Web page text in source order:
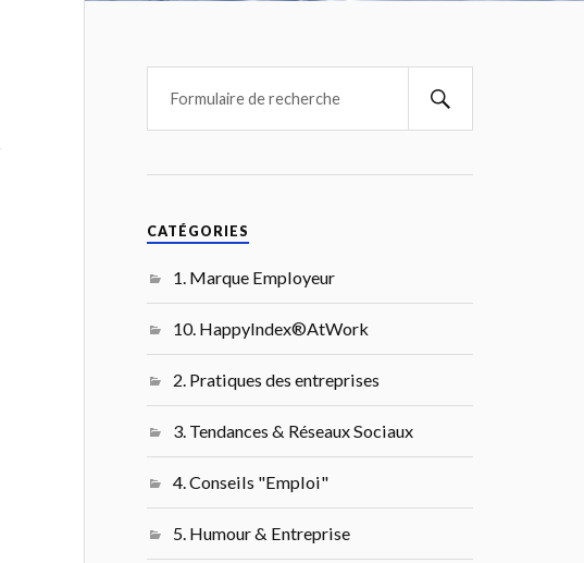
CATÉGORIES
1. Marque Employeur
10. HappyIndex®AtWork
2. Pratiques des entreprises
3. Tendances & Réseaux Sociaux
4. Conseils "Emploi"
5. Humour & Entreprise